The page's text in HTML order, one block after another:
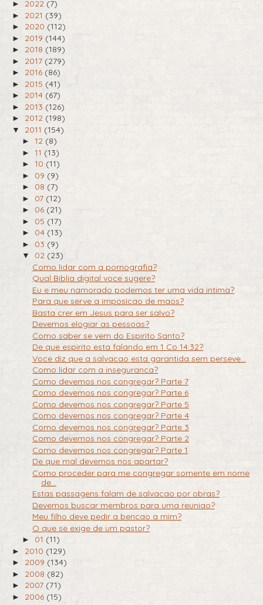
► 2022 (7)
► 2021 (39)
► 2020 (112)
► 2019 (144)
► 2018 (189)
► 2017 (279)
► 2016 (86)
► 2015 (41)
► 2014 (67)
► 2013 (126)
► 2012 (198)
▼ 2011 (154)
► 12 (8)
► 11 (13)
► 10 (11)
► 09 (9)
► 08 (7)
► 07 (12)
► 06 (21)
► 05 (17)
► 04 (13)
► 03 (9)
▼ 02 (23)
Como lidar com a pornografia?
Qual Biblia digital voce sugere?
Eu e meu namorado podemos ter uma vida intima?
Para que serve a imposicao de maos?
Basta crer em Jesus para ser salvo?
Devemos elogiar as pessoas?
Como saber se vem do Espirito Santo?
De que espirito esta falando em 1 Co 14:32?
Voce diz que a salvacao esta garantida sem perseve...
Como lidar com a inseguranca?
Como devemos nos congregar? Parte 7
Como devemos nos congregar? Parte 6
Como devemos nos congregar? Parte 5
Como devemos nos congregar? Parte 4
Como devemos nos congregar? Parte 3
Como devemos nos congregar? Parte 2
Como devemos nos congregar? Parte 1
De que mal devemos nos apartar?
Como proceder para me congregar somente em nome
de...
Estas passagens falam de salvacao por obras?
Devemos buscar membros para uma reuniao?
Meu filho deve pedir a bencao a mim?
O que se exige de um pastor?
► 01 (11)
► 2010 (129)
► 2009 (134)
► 2008 (82)
► 2007 (71)
► 2006 (15)